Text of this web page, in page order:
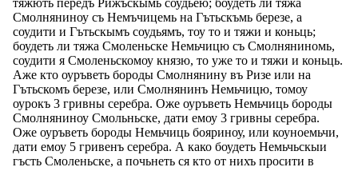
Смолняниноу съ Немъчицемь на Гътьскъмь березе, а
соудити и Гътьскымъ соудьямъ, тоу то и тяжи и коньць;
боудеть ли тяжа Смоленьске Немьчицю съ Смолняниномь,
соудити я Смоленьскомоу князю, то уже то и тяжи и коньць.
Аже кто оуръветь бороды Смолнянину въ Ризе или на
Гътьскомъ березе, или Смолнянинъ Немьчицю, томоу
оурокъ 3 гривны серебра. Оже оуръветь Немьчиць бороды
Смолняниноу Смольньске, дати емоу 3 гривны серебра.
Оже оуръветь бороды Немьчиць бояриноу, или коуноемьчи,
дати емоу 5 гривенъ серебра. А како боудеть Немьчьскыи
гъсть Смоленьске, а почьнеть ся кто от нихъ просити в